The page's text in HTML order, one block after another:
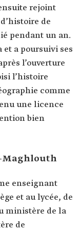
rejoint
de
pendant un an.
a poursuivi ses
l’ouverture
l’histoire
comme
une licence
bien
Maghlouth
enseignant
et au lycée, de
ministère de la
de